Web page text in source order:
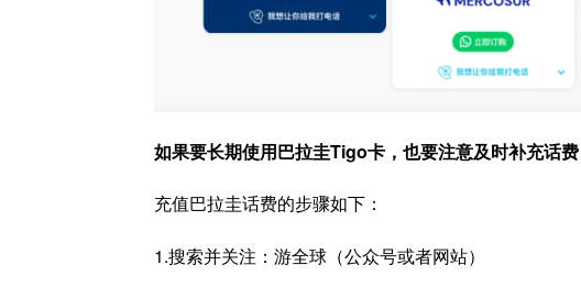
如果要长期使用巴拉圭Tigo卡，也要注意及时补充话
充值巴拉圭话费的步骤如下：
1.搜索并关注：游全球（公众号或者网站）